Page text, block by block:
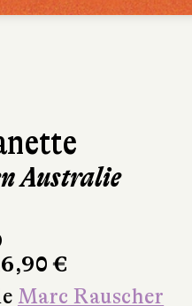
Australie
€
Marc Rauscher